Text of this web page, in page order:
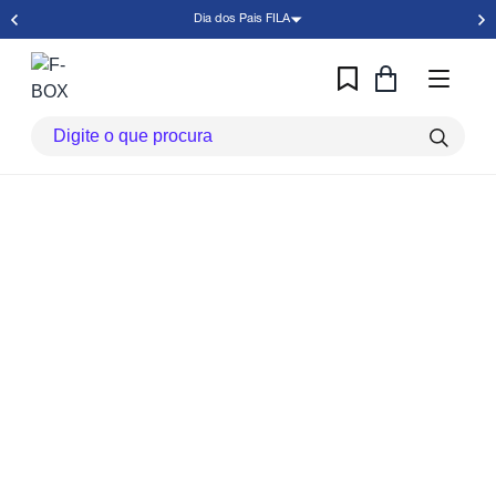
Dia dos Pais FILA